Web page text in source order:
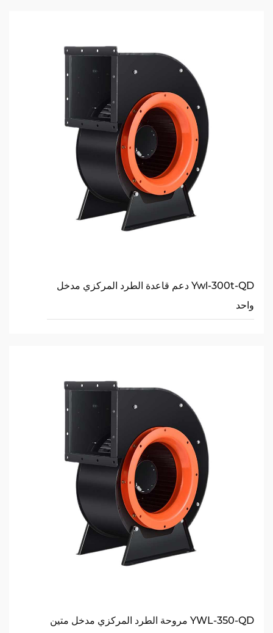
Ywl-300t-QD دعم قاعدة الطرد المركزي مدخل
واحد
YWL-350-QD مروحة الطرد المركزي مدخل متين